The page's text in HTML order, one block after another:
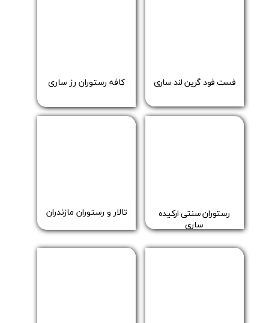
فست فود گرین لند ساری کافه رستوران رز ساری
رستوران سنتی ارکیده
ساری
تالار و رستوران مازندران